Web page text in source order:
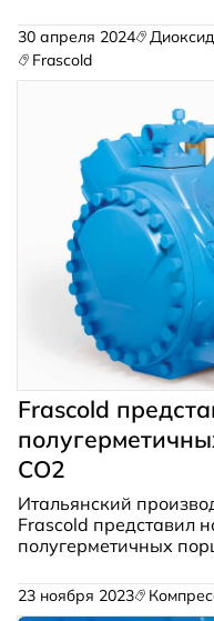
производительности,
устойчивости.
30 апреля 2024
Frascold
Frascold
CO2
Итальянский
Frascold представил
полугерметичных
34 модели
23 ноября 2023